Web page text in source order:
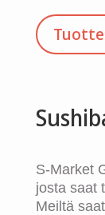
S-Market
josta saat
Meiltä